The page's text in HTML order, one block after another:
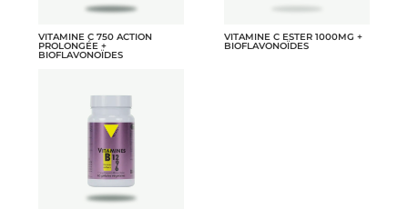
VITAMINE C 750 ACTION
PROLONGÉE +
BIOFLAVONOÏDES
VITAMINE C ESTER 1000MG +
BIOFLAVONOÏDES